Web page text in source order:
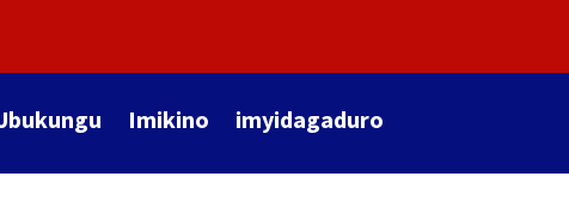
Imikino imyidagaduro